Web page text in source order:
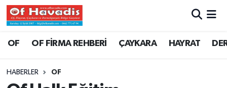
OF OF FİRMA REHBERİ ÇAYKARA HAYRAT
HABERLER OF
Trabzon Nöbetçi Eczaneler